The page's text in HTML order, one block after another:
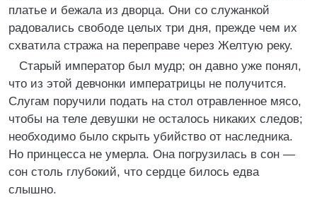
платье и бежала из дворца. Они со служанкой
радовались свободе целых три дня, прежде чем их
схватила стража на переправе через Желтую реку.
Старый император был мудр; он давно уже понял,
что из этой девчонки императрицы не получится.
Слугам поручили подать на стол отравленное мясо,
чтобы на теле девушки не осталось никаких следов;
необходимо было скрыть убийство от наследника.
Но принцесса не умерла. Она погрузилась в сон —
сон столь глубокий, что сердце билось едва
слышно.